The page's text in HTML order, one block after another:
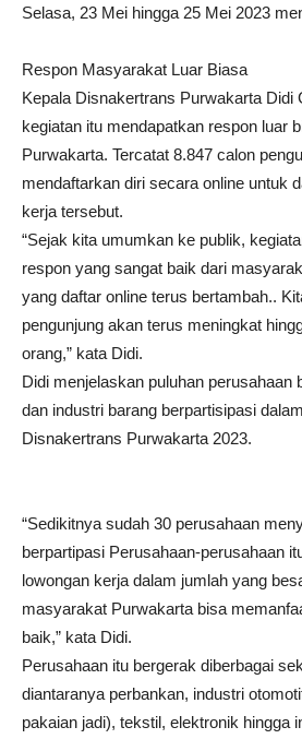
Selasa, 23 Mei hingga 25 Mei 2023
Respon Masyarakat Luar Biasa
Kepala Disnakertrans Purwakarta Didi
kegiatan itu mendapatkan respon luar
Purwakarta. Tercatat 8.847 calon
mendaftarkan diri secara online untuk
kerja tersebut.
“Sejak kita umumkan ke publik,
respon yang sangat baik dari
yang daftar online terus bertambah..
pengunjung akan terus meningkat
orang,” kata Didi.
Didi menjelaskan puluhan perusahaan
dan industri barang berpartisipasi
Disnakertrans Purwakarta 2023.
“Sedikitnya sudah 30 perusahaan
berpartipasi Perusahaan-perusahaan
lowongan kerja dalam jumlah yang
masyarakat Purwakarta bisa
baik,” kata Didi.
Perusahaan itu bergerak diberbagai
diantaranya perbankan, industri
pakaian jadi), tekstil, elektronik hingga